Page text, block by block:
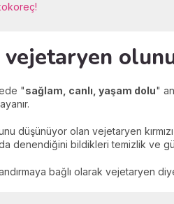
vejetaryen
"sağlam, canlı, yaşam dolu"
düşünüyor olan vejetaryen
denendiğini bildikleri temizlik ve
bağlı olarak vejetaryen